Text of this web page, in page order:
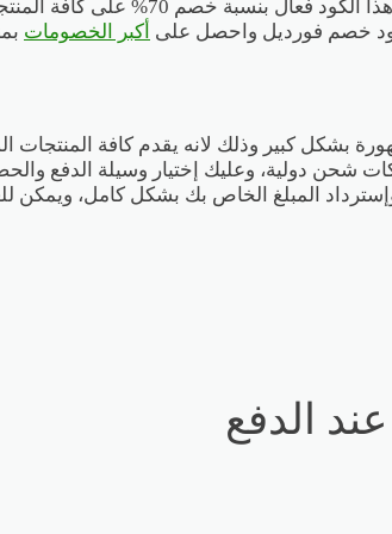
لمختلف المتسوقين من كافة أنحاء
خصم فورديل واحصل على أكبر الخصومات
بشكل كبير وذلك لانه يقدم كافة
شحن دولية، وعليك إختيار وسيلة الدفع
المبلغ الخاص بك بشكل كامل، ويمكن
الدفع